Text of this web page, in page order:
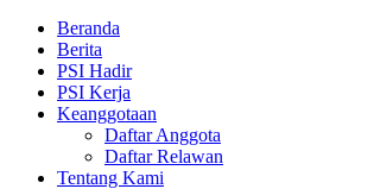
Beranda
Berita
PSI Hadir
PSI Kerja
Keanggotaan
Daftar Anggota
Daftar Relawan
Tentang Kami